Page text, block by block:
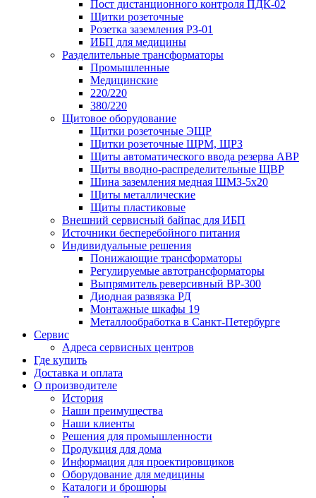
Пост дистанционного контроля ПДК-02
Щитки розеточные
Розетка заземления РЗ-01
ИБП для медицины
Разделительные трансформаторы
Промышленные
Медицинские
220/220
380/220
Щитовое оборудование
Щитки розеточные ЭЩР
Щитки розеточные ЩРМ, ЩРЗ
Щиты автоматического ввода резерва АВР
Щиты вводно-распределительные ЩВР
Шина заземления медная ШМЗ-5х20
Щиты металлические
Щиты пластиковые
Внешний сервисный байпас для ИБП
Источники бесперебойного питания
Индивидуальные решения
Понижающие трансформаторы
Регулируемые автотрансформаторы
Выпрямитель реверсивный ВР-300
Диодная развязка РД
Монтажные шкафы 19
Металлообработка в Санкт-Петербурге
Сервис
Адреса сервисных центров
Где купить
Доставка и оплата
О производителе
История
Наши преимущества
Наши клиенты
Решения для промышленности
Продукция для дома
Информация для проектировщиков
Оборудование для медицины
Каталоги и брошюры